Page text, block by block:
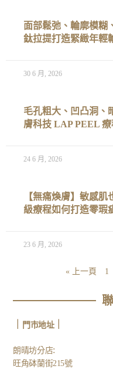
面部鬆弛、輪廓模
鈦拉提打造緊緻年輕
30 6 月, 2026
毛孔粗大、凹凸洞、
膚科技 LAP PEEL 療
24 6 月, 2026
【無痛煥膚】敏感
級療程如何打造零瑕
23 6 月, 2026
« 上一頁 1
門市地址｜
朗晴坊分店:
旺角砵蘭街215號